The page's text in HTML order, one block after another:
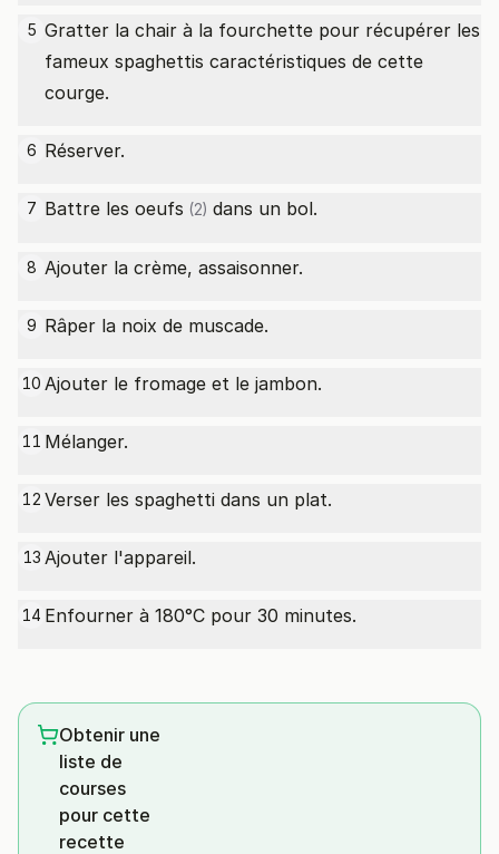
5 Gratter la chair à la fourchette pour récupérer les
fameux spaghettis caractéristiques de cette
courge.
6 Réserver.
7 Battre les oeufs (2) dans un bol.
8 Ajouter la crème, assaisonner.
9 Râper la noix de muscade.
10 Ajouter le fromage et le jambon.
11 Mélanger.
12 Verser les spaghetti dans un plat.
13 Ajouter l'appareil.
14 Enfourner à 180°C pour 30 minutes.
Obtenir une
liste de
courses
pour cette
recette